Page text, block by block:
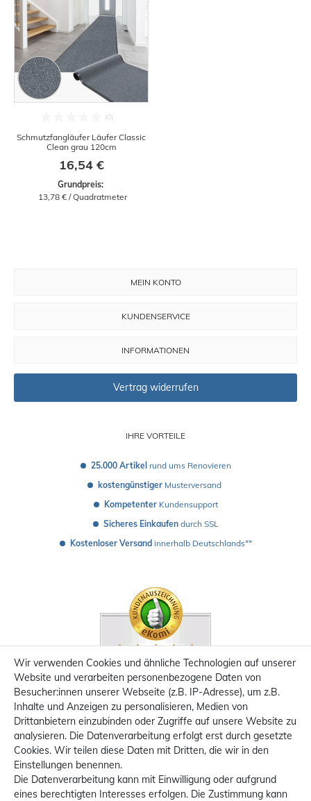
Schmutzfangläufer Läufer Classic
Clean grau 120cm
16,54 €
Grundpreis:
13,78 € / Quadratmeter
IHRE VORTEILE
25.000 Artikel rund ums Renovieren
kostengünstiger Musterversand
Kompetenter Kundensupport
Sicheres Einkaufen durch SSL
Kostenloser Versand innerhalb Deutschlands**
MEIN KONTO
KUNDENSERVICE
INFORMATIONEN
Vertrag widerrufen
Wir verwenden Cookies und ähnliche Technologien auf unserer
Website und verarbeiten personenbezogene Daten von
Besucher:innen unserer Webseite (z.B. IP-Adresse), um z.B.
Inhalte und Anzeigen zu personalisieren, Medien von
Drittanbietern einzubinden oder Zugriffe auf unsere Website zu
analysieren. Die Datenverarbeitung erfolgt erst durch gesetzte
Cookies. Wir teilen diese Daten mit Dritten, die wir in den
Einstellungen benennen.
Die Datenverarbeitung kann mit Einwilligung oder aufgrund
eines berechtigten Interesses erfolgen. Die Zustimmung kann